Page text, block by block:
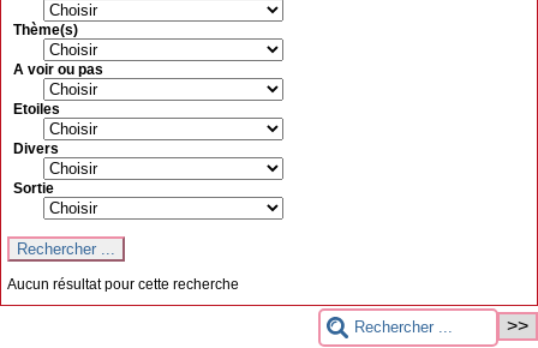
Thème(s)
A voir ou pas
Etoiles
Divers
Sortie
Aucun résultat pour cette recherche